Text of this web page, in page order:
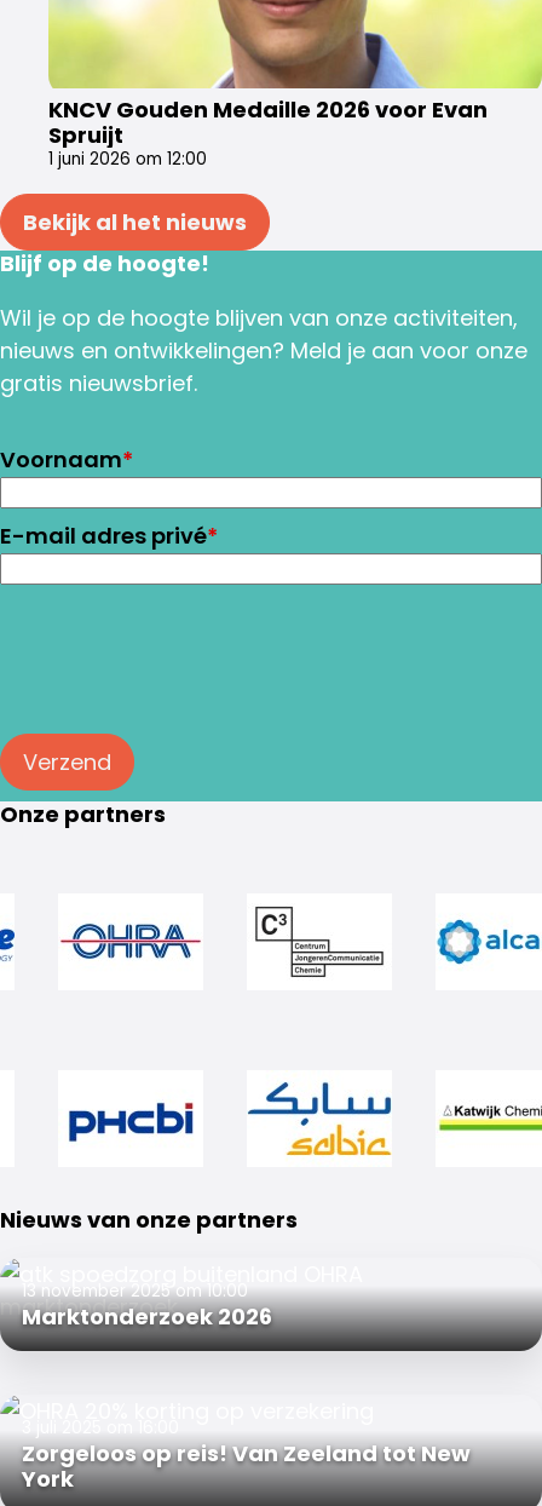
KNCV Gouden Medaille 2026 voor Evan
Spruijt
1 juni 2026 om 12:00
Bekijk al het nieuws
Blijf op de hoogte!
Wil je op de hoogte blijven van onze activiteiten,
nieuws en ontwikkelingen? Meld je aan voor onze
gratis nieuwsbrief.
Voornaam*
E-mail adres privé*
Verzend
Onze partners
Nieuws van onze partners
Marktonderzoek 2026
13 november 2025 om 10:00
Zorgeloos op reis! Van Zeeland tot New
York